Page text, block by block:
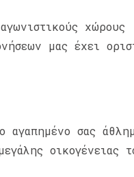
χώρους
μας έχει
αγαπημένο σας
οικογένειας